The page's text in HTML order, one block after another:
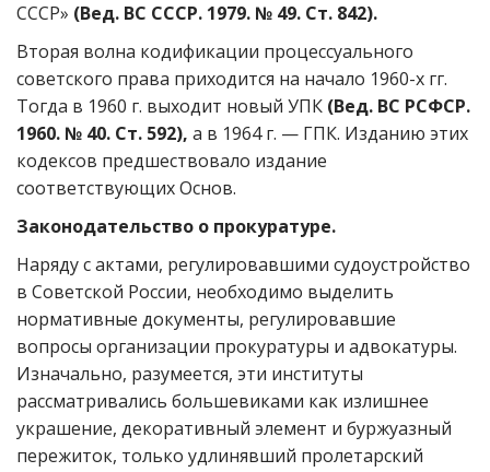
СССР» (Вед. ВС СССР. 1979. № 49. Ст. 842).
Вторая волна кодификации процессуального
советского права приходится на начало 1960-х гг.
Тогда в 1960 г. выходит новый УПК (Вед. ВС РСФСР.
1960. № 40. Ст. 592), а в 1964 г. — ГПК. Изданию этих
кодексов предшествовало издание
соответствующих Основ.
Законодательство о прокуратуре.
Наряду с актами, регулировавшими судоустройство
в Советской России, необходимо выделить
нормативные документы, регулировавшие
вопросы организации прокуратуры и адвокатуры.
Изначально, разумеется, эти институты
рассматривались большевиками как излишнее
украшение, декоративный элемент и буржуазный
пережиток, только удлинявший пролетарский